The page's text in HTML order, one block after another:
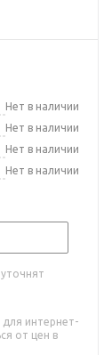
Нет в наличии
Нет в наличии
Нет в наличии
Нет в наличии
для интернет-
от цен в